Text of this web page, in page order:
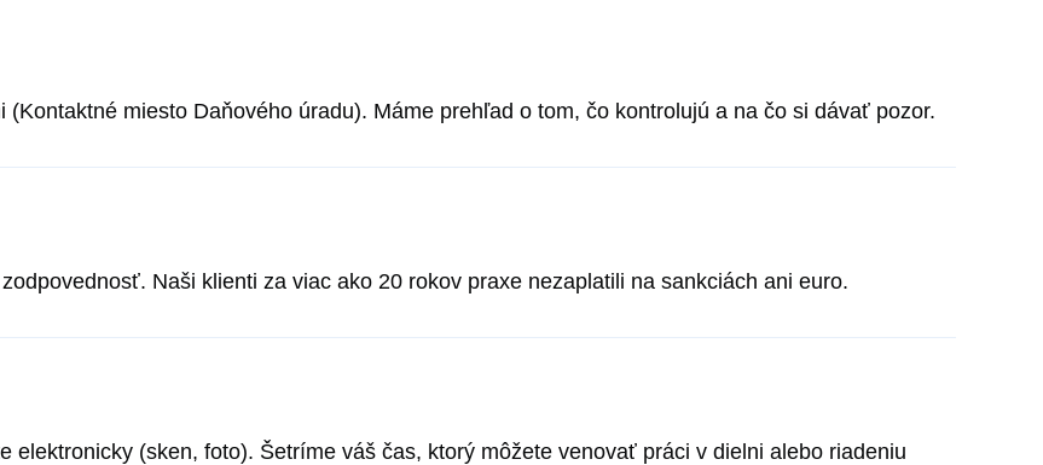
miesto Daňového úradu). Máme prehľad o tom, čo kontrolujú a na čo si dávať pozor.
Naši klienti za viac ako 20 rokov praxe nezaplatili na sankciách ani euro.
elektronicky (sken, foto). Šetríme váš čas, ktorý môžete venovať práci v dielni alebo riadeniu